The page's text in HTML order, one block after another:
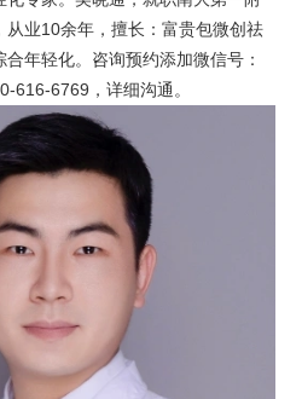
从业10余年，擅长：富贵包微创祛
年轻化。咨询预约添加微信号：
616-6769，详细沟通。